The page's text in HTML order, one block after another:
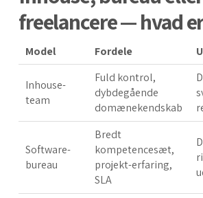
freelancere — hvad
Model Fordele
Inhouse-
team
Fuld kontrol,
dybdegående
domænekendskab
Software-
bureau
Bredt
kompetencesæt,
projekt-erfaring,
SLA